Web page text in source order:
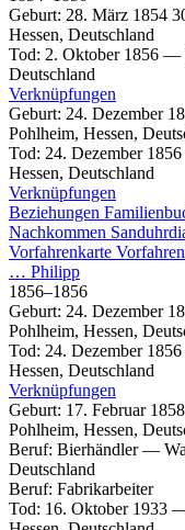
Geburt: 28. März 1854
Hessen, Deutschland
Tod: 2. Oktober 1856 —
Deutschland
Verknüpfungen
Geburt: 24. Dezember
Pohlheim, Hessen,
Tod: 24. Dezember 1856
Hessen, Deutschland
Verknüpfungen
Beziehungen
Nachkommen
Vorfahrenkarte
… Philipp
1856–1856
Geburt: 24. Dezember
Pohlheim, Hessen,
Tod: 24. Dezember 1856
Hessen, Deutschland
Verknüpfungen
Geburt: 17. Februar 1858
Pohlheim, Hessen,
Beruf: Bierhändler—
Deutschland
Beruf: Fabrikarbeiter
Tod: 16. Oktober 1933